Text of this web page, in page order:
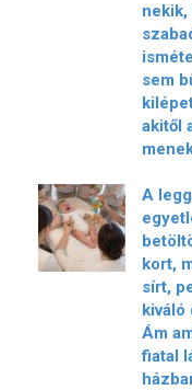
sem
akitől
A
kort,
sírt,
kiváló
Ám
fiatal